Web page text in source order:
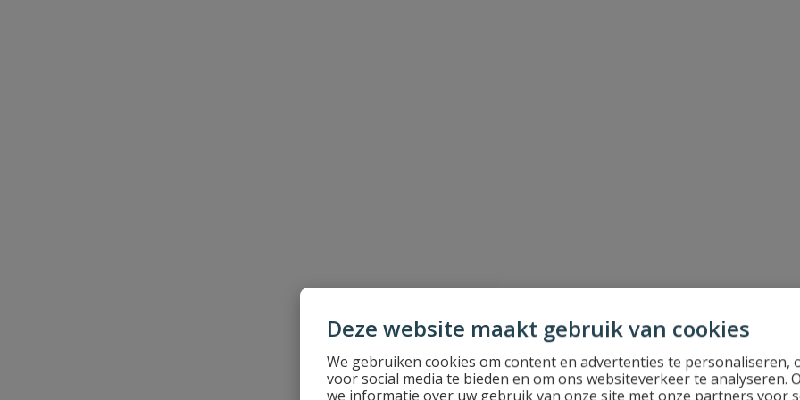
Deze website maakt gebruik van cookies
We gebruiken cookies om content en advertenties te personaliseren,
voor social media te bieden en om ons websiteverkeer te analyseren.
we informatie over uw gebruik van onze site met onze partners voor